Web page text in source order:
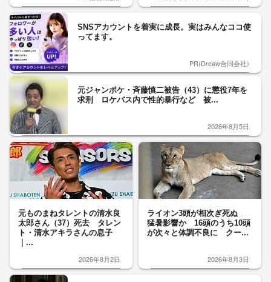
SNSアカウントを着実に成長。実はみんなココ使
ってます。
PR(Dreaw合同会社)
元ジャンポケ・斉藤慎二被告（43）に懲役7年を
求刑 ロケバス内で性的暴行など 被...
2026年8月5日
元ものまねタレントの清水良
太郎さん（37）死去 タレン
ト・清水アキラさんの息子
｜...
2026年8月2日
ライオン3頭が相次ぎ死ぬ
猛暑影響か 16頭のうち10頭
が次々と体調不良に クー...
2026年8月3日